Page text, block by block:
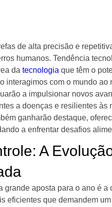
de alta precisão e
humanos. Tendência
da tecnologia que têm o
interagimos com o mundo ao
a impulsionar novos
a doenças e resilientes às
ganharão destaque,
a enfrentar desafios
A
grande aposta para o ano é
eficientes que demandem